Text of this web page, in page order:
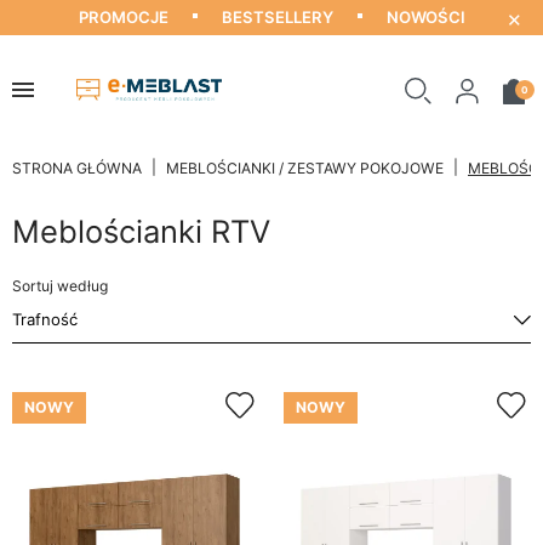
PROMOCJE BESTSELLERY NOWOŚCI ×
0
STRONA GŁÓWNA MEBLOŚCIANKI / ZESTAWY POKOJOWE
Meblościanki RTV
Sortuj według
NOWY NOWY